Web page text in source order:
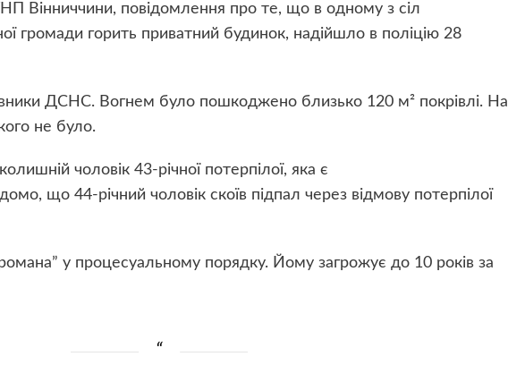
Вінниччини, повідомлення про те, що в одному з сіл
громади горить приватний будинок, надійшло в поліцію 28
ДСНС. Вогнем було пошкоджено близько 120 м² покрівлі. На
не було.
чоловік 43-річної потерпілої, яка є
що 44-річний чоловік скоїв підпал через відмову потерпілої
у процесуальному порядку. Йому загрожує до 10 років за